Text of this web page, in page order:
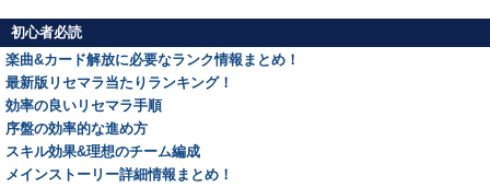
初心者必読
楽曲&カード解放に必要なランク情報まとめ！
最新版リセマラ当たりランキング！
効率の良いリセマラ手順
序盤の効率的な進め方
スキル効果&理想のチーム編成
メインストーリー詳細情報まとめ！